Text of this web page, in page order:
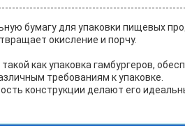
бумагу для упаковки пищевых
окисление и порчу.
как упаковка гамбургеров,
требованиям к упаковке.
конструкции делают его